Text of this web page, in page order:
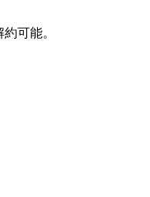
可能。